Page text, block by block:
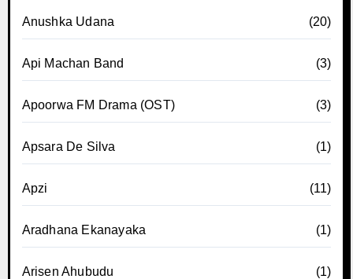
Anushka Udana (20)
Api Machan Band (3)
Apoorwa FM Drama (OST) (3)
Apsara De Silva (1)
Apzi (11)
Aradhana Ekanayaka (1)
Arisen Ahubudu (1)